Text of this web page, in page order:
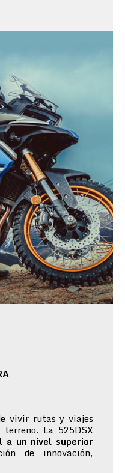
vivir rutas y viajes
La 525DSX
a un nivel superior
de innovación,